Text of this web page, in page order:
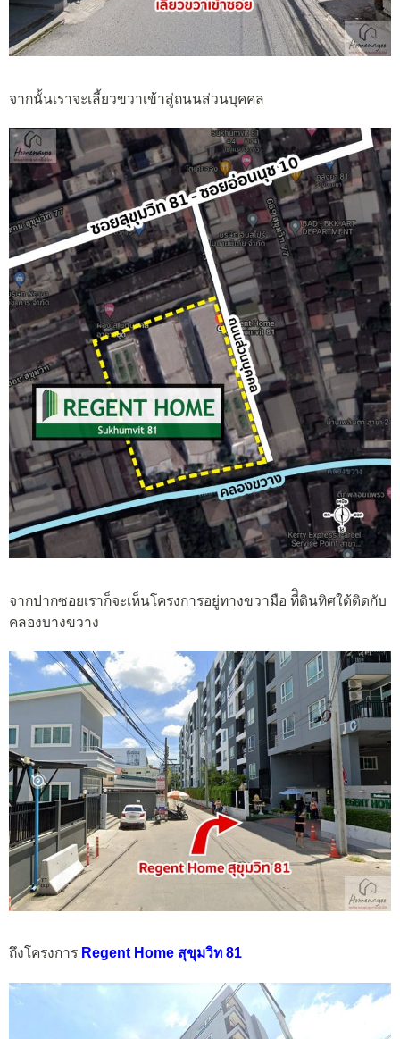
จากนั้นเราจะเลี้ยวขวาเข้าสู่ถนนส่วนบุคคล
จากปากซอยเราก็จะเห็นโครงการอยู่ทางขวามือ ที่ิดินทิศใต้ติดกับ
คลองบางขวาง
ถึงโครงการ Regent Home สุขุมวิท 81